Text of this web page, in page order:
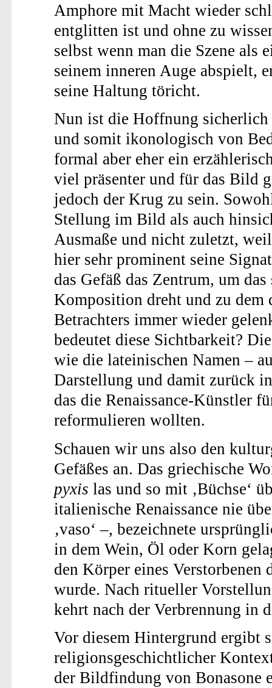
Amphore mit Macht wieder
entglitten ist und ohne zu
selbst wenn man die Szene als
seinem inneren Auge abspielt,
seine Haltung töricht.
Nun ist die Hoffnung
und somit ikonologisch von
formal aber eher ein
viel präsenter und für das Bild
jedoch der Krug zu sein.
Stellung im Bild als auch
Ausmaße und nicht zuletzt,
hier sehr prominent seine
das Gefäß das Zentrum, um
Komposition dreht und zu dem
Betrachters immer wieder
bedeutet diese Sichtbarkeit?
wie die lateinischen Namen –
Darstellung und damit zurück
das die Renaissance-Künstler
reformulieren wollten.
Schauen wir uns also den
Gefäßes an. Das griechische
pyxis las und so mit ‚Büchse‘
italienische Renaissance nie
‚vaso‘ –, bezeichnete
in dem Wein, Öl oder Korn
den Körper eines Verstorbenen
wurde. Nach ritueller
kehrt nach der Verbrennung in
Vor diesem Hintergrund ergibt
religionsgeschichtlicher
der Bildfindung von Bonasone